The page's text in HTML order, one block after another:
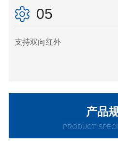
05
支持双向红外
产品
PRODUCT